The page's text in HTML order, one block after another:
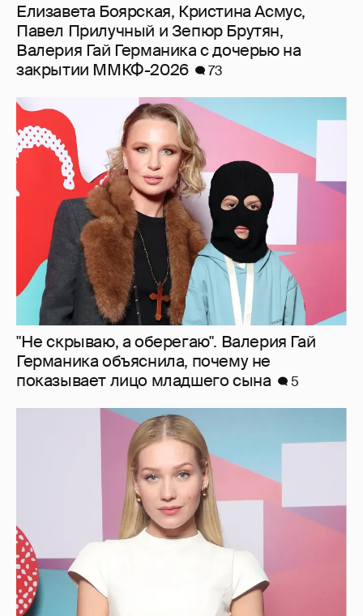
Елизавета Боярская, Кристина Асмус,
Павел Прилучный и Зепюр Брутян,
Валерия Гай Германика с дочерью на
закрытии ММКФ-2026
73
"Не скрываю, а оберегаю". Валерия Гай
Германика объяснила, почему не
показывает лицо младшего сына
5